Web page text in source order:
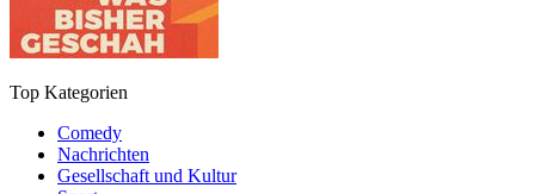
Top Kategorien
Comedy
Nachrichten
Gesellschaft und Kultur